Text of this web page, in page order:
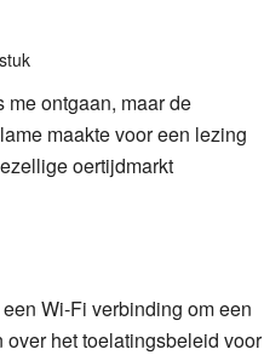
ontgaan, maar de
maakte voor een lezing
oertijdmarkt
Wi-Fi verbinding om een
het toelatingsbeleid voor